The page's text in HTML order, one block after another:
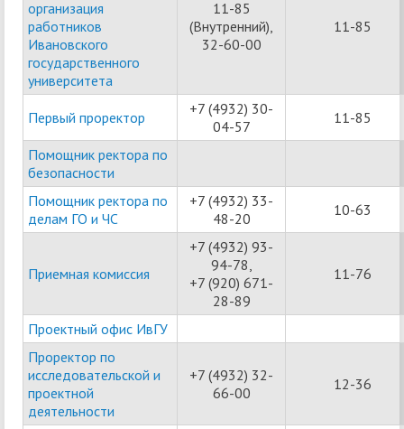
организация
работников
Ивановского
государственного
университета
11-85
(Внутренний),
32-60-00
11-85
Первый проректор
+7 (4932) 30-
04-57
11-85
Помощник ректора по
безопасности
Помощник ректора по
делам ГО и ЧС
+7 (4932) 33-
48-20
10-63
Приемная комиссия
+7 (4932) 93-
94-78,
+7 (920) 671-
28-89
11-76
Проектный офис ИвГУ
Проректор по
исследовательской и
проектной
деятельности
+7 (4932) 32-
66-00
12-36